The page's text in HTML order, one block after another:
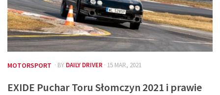
Auto z niemiec
Galerie
MOTORSPORT · BY DAILY DRIVER · 15 MAR, 2021
EXIDE Puchar Toru Słomczyn 2021 i prawie